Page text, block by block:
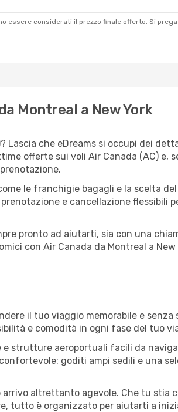
essere considerati il ​​prezzo finale offerto. Si
Montreal a New York
Lascia che eDreams si occupi dei
offerte sui voli Air Canada (AC) e,
le franchigie bagagli e la scelta del
e cancellazione flessibili
pronto ad aiutarti, sia con una
con Air Canada da Montreal a New
il tuo viaggio memorabile e senza
e comodità in ogni fase del tuo
e strutture aeroportuali facili da
goditi ampi sedili e una
altrettanto agevole. Che tu stia
tutto è organizzato per aiutarti a